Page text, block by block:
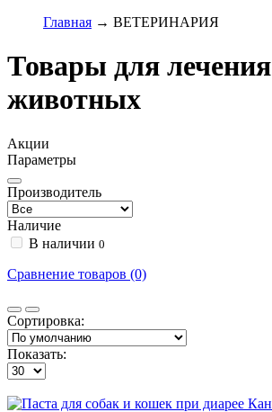
Главная → ВЕТЕРИНАРИЯ
Товары для лечения
животных
Акции
Параметры
Производитель
Наличие
В наличии 0
Сравнение товаров (0)
Сортировка:
Показать: